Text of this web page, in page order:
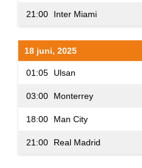
21:00 Inter Miami
18 juni, 2025
01:05 Ulsan
03:00 Monterrey
18:00 Man City
21:00 Real Madrid